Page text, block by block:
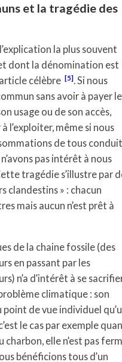
et la tragédie des
la plus souvent
dont la dénomination est
célèbre
[5]. Si nous
sans avoir à payer le
usage ou de son accès,
l’exploiter, même si nous
de tous
pas intérêt à nous
tragédie s’illustre par
clandestins » : chacun
mais aucun n’est prêt à
de la chaine fossile (des
en passant par les
n’a d’intérêt à se
climatique : son
point de vue individuel
le cas par exemple
elle n’est pas
bénéficions tous d’un